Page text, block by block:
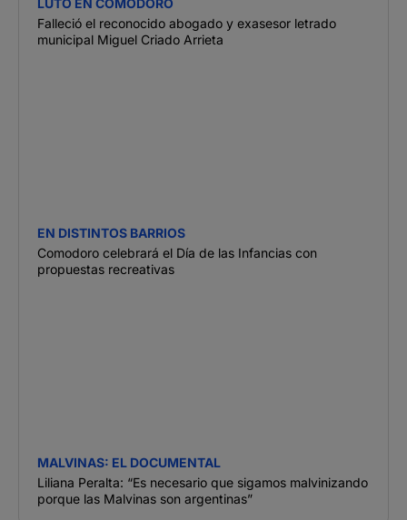
Falleció el reconocido abogado y exasesor letrado
municipal Miguel Criado Arrieta
EN DISTINTOS BARRIOS
Comodoro celebrará el Día de las Infancias con
propuestas recreativas
MALVINAS: EL DOCUMENTAL
Liliana Peralta: “Es necesario que sigamos malvinizando
porque las Malvinas son argentinas”